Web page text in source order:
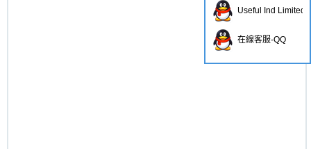
Useful Ind Limited
在線客服-QQ